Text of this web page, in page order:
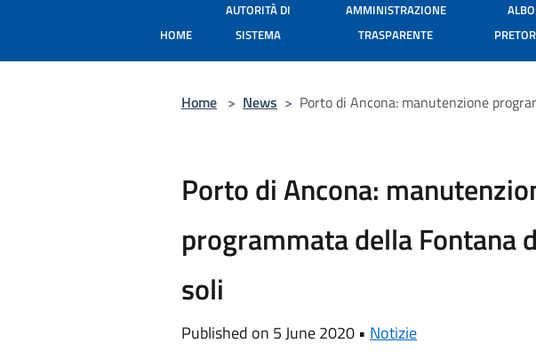
HOME
AUTORITÀ DI
SISTEMA
AMMINISTRAZIONE
TRASPARENTE
ALBO
Home > News > Porto di Ancona: manutenzione
Porto di Ancona:
programmata della Fontana
soli
Published on 5 June 2020 • Notizie